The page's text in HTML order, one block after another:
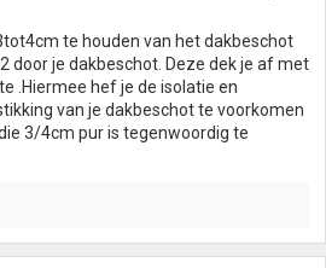
te houden van het dakbeschot
door je dakbeschot. Deze dek je af met
.Hiermee hef je de isolatie en
van je dakbeschot te voorkomen
3/4cm pur is tegenwoordig te